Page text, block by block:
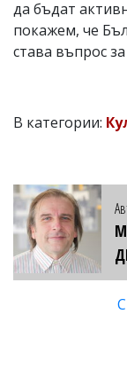
да бъдат
покажем, че
става въпрос
В категории: